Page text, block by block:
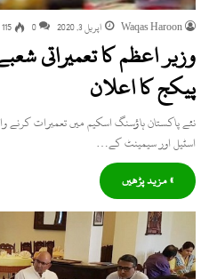
Waqas Haroon اپریل 3, 2020 0
115
وزیر اعظم کا تعمیراتی
پیکج کا اعلان
اسٹیل اور سیمینٹ کے…
» مزید پڑھیں